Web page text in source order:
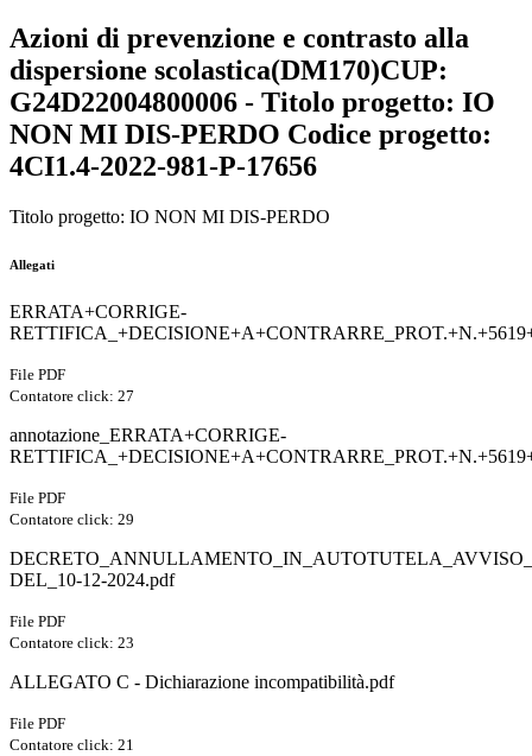
Azioni di prevenzione e contrasto alla
dispersione scolastica(DM170)CUP:
G24D22004800006 - Titolo progetto: IO
NON MI DIS-PERDO Codice progetto:
4CI1.4-2022-981-P-17656
Titolo progetto: IO NON MI DIS-PERDO
Allegati
ERRATA+CORRIGE-
File PDF
Contatore click: 27
annotazione_ERRATA+CORRIGE-
File PDF
Contatore click: 29
DEL_10-12-2024.pdf
File PDF
Contatore click: 23
ALLEGATO C - Dichiarazione incompatibilità.pdf
File PDF
Contatore click: 21